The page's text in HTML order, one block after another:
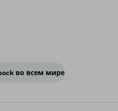
во всем мире